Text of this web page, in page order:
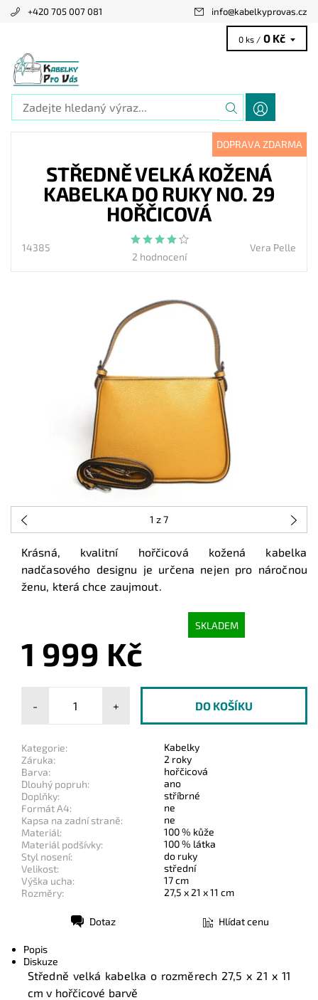
+420 705 007 081 info@kabelkyprovas.cz
0 ks / 0 Kč
DOPRAVA ZDARMA
STŘEDNĚ VELKÁ KOŽENÁ
KABELKA DO RUKY NO. 29
HOŘČICOVÁ
14385
2 hodnocení
Vera Pelle
1 z 7
Krásná, kvalitní hořčicová kožená kabelka
nadčasového designu je určena nejen pro náročnou
ženu, která chce zaujmout.
SKLADEM
1 999 Kč
- +
Kategorie:
Kabelky
Záruka:
2 roky
Barva:
hořčicová
Dlouhý popruh:
ano
Doplňky:
stříbrné
Formát A4:
ne
Kapsa na zadní straně:
ne
Materiál:
100 % kůže
Materiál podšívky:
100 % látka
Styl nosení:
do ruky
Velikost:
střední
Výška ucha:
17 cm
Rozměry:
27,5 x 21 x 11 cm
Dotaz Hlídat cenu
Popis
Diskuze
Středně velká kabelka o rozměrech 27,5 x 21 x 11
cm v hořčicové barvě